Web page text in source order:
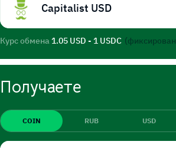
Capitalist USD
Курс обмена 1.05 USD - 1 USDC (фиксирован
Получаете
COIN RUB USD